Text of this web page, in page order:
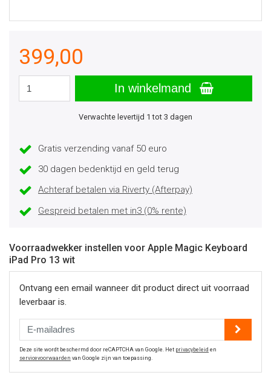
399,00
In winkelmand
Verwachte levertijd 1 tot 3 dagen
Gratis verzending vanaf 50 euro
30 dagen bedenktijd en geld terug
Achteraf betalen via Riverty (Afterpay)
Gespreid betalen met in3 (0% rente)
Voorraadwekker instellen voor Apple Magic Keyboard
iPad Pro 13 wit
Ontvang een email wanneer dit product direct uit voorraad
leverbaar is.
Deze site wordt beschermd door reCAPTCHA van Google. Het privacybeleid en
servicevoorwaarden van Google zijn van toepassing.